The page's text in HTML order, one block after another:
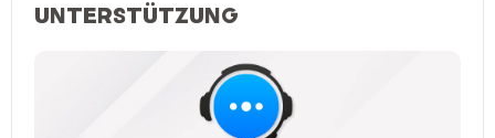
UNTERSTÜTZUNG